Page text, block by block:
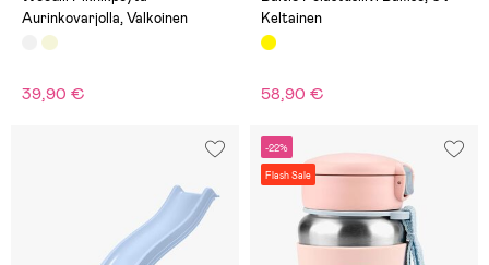
Aurinkovarjolla, Valkoinen
39,90 €
Keltainen
58,90 €
-22%
Flash Sale